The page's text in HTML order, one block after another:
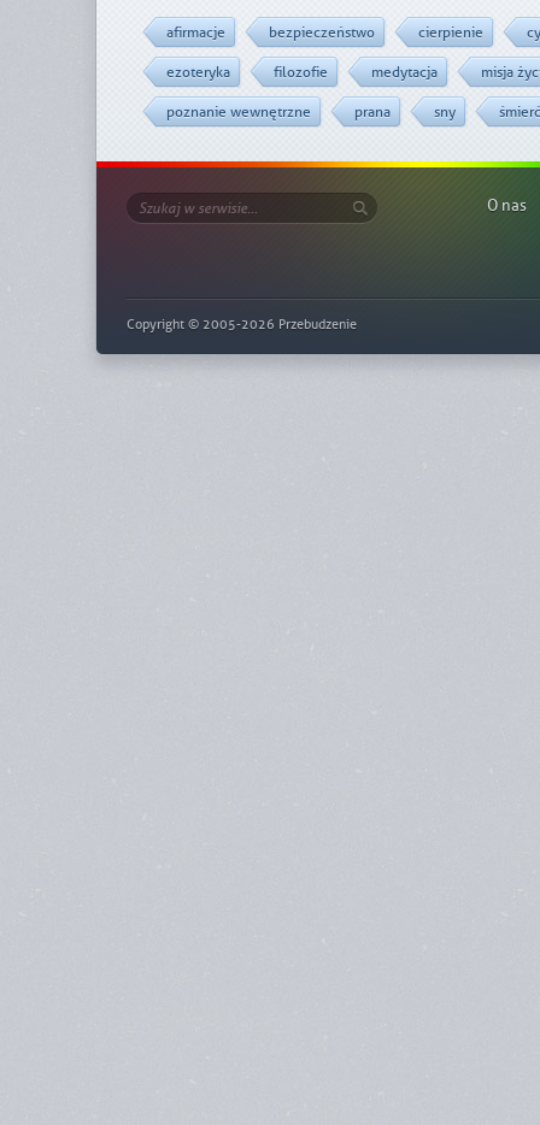
afirmacje bezpieczeństwo cierpienie
ezoteryka filozofie medytacja misja
poznanie wewnętrzne prana sny śmierć
O nas
Copyright © 2005-2026 Przebudzenie